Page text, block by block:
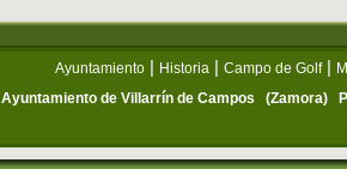
Ayuntamiento | Historia | Campo de Golf|
Ayuntamiento de Villarrín de Campos (Zamora)